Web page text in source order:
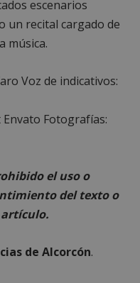
escenarios
un recital cargado de
música.
Voz de indicativos:
Fotografías:
el uso o
del texto o
artículo.
de Alcorcón.
permiten la
correctamente sin